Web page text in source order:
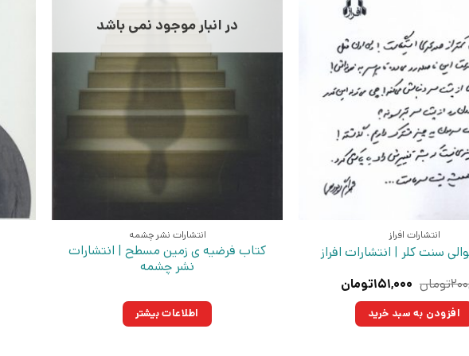
انتشارات افراز
سنت کلر | انتشارات افراز
تومان قیمت
۲۰۰,۰۰۰تومان
بود.
۱۵۱,۰۰۰تومانقیمت
افزودن به سبد خرید
در انبار موجود نمی باشد
انتشارات نشر چشمه
کتاب فرضیه ی زمین مسطح | انتشارات
نشر چشمه
اطلاعات بیشتر